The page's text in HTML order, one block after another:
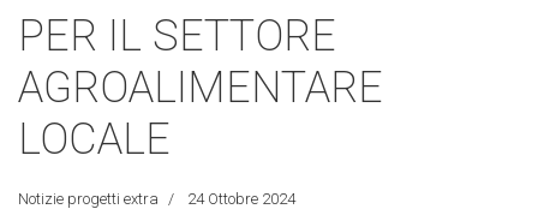
PER IL SETTORE
AGROALIMENTARE
LOCALE
Notizie progetti extra 24 Ottobre 2024